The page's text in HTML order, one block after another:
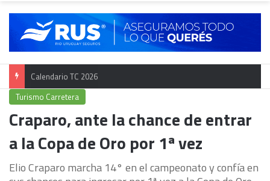
Calendario TC 2026
Turismo Carretera
Craparo, ante la chance de entrar
a la Copa de Oro por 1ª vez
Elio Craparo marcha 14° en el campeonato y confía en